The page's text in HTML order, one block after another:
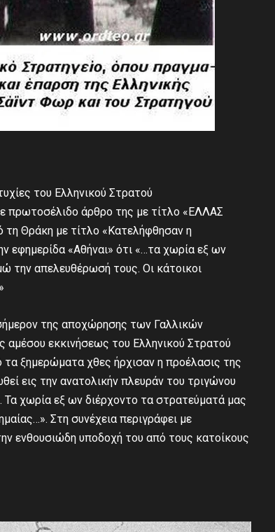
του Ελληνικού Στρατού
πρωτοσέλιδο άρθρο της με τίτλο «ΕΛΛΑΣ
Θράκη με τίτλο «Κατελήφθησαν η
εφημερίδα «Αθήναι» ότι «…τα χωρία εξ ων
την απελευθέρωσή τους. Οι κάτοικοι
της αποχώρησης των Γαλλικών
αμέσου εκκινήσεως του Ελληνικού Στρατού
ξημερώματα χθες ήρχισαν η προέλασις της
εις την ανατολικήν πλευράν του τριγώνου
Τα χωρία εξ ων διέρχοντο τα στρατεύματά μας
Στη συνέχεια περιγράφει με
ενθουσιώδη υποδοχή του από τους κατοίκους